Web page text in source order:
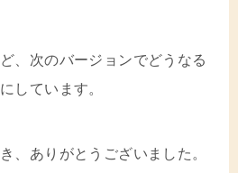
、次のバージョンでどうなる
しています。
、ありがとうございました。